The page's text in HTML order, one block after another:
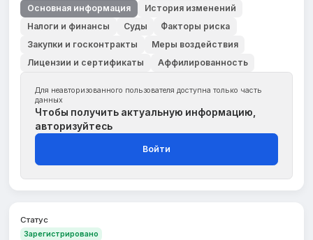
Основная информация
История изменений
Налоги и финансы
Суды
Факторы риска
Закупки и госконтракты
Меры воздействия
Лицензии и сертификаты
Аффилированность
Для неавторизованного пользователя доступна только часть
данных
Чтобы получить актуальную информацию,
авторизуйтесь
Войти
Статус
Зарегистрировано